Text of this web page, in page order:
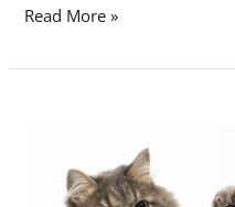
Read More »